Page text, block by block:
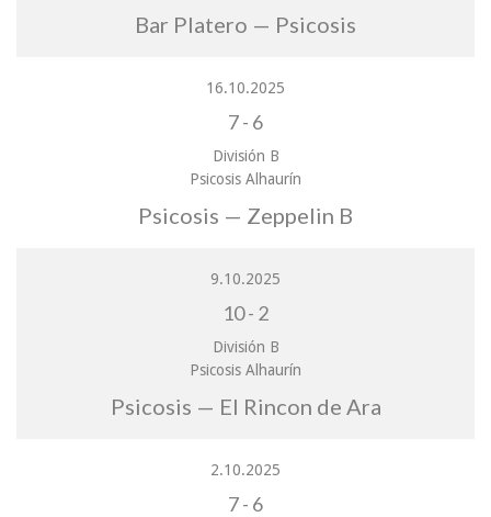
Bar Platero — Psicosis
16.10.2025
7- 6
División B
Psicosis Alhaurín
Psicosis — Zeppelin B
9.10.2025
10- 2
División B
Psicosis Alhaurín
Psicosis — El Rincon de Ara
2.10.2025
7- 6